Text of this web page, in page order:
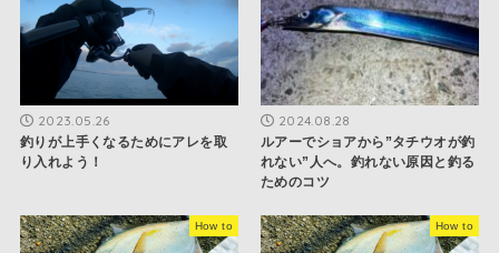
2023.05.26
釣りが上手くなるためにアレを取
り入れよう！
2024.08.28
ルアーでショアから”タチウオが釣
れない”人へ。釣れない原因と釣る
ためのコツ
How to How to